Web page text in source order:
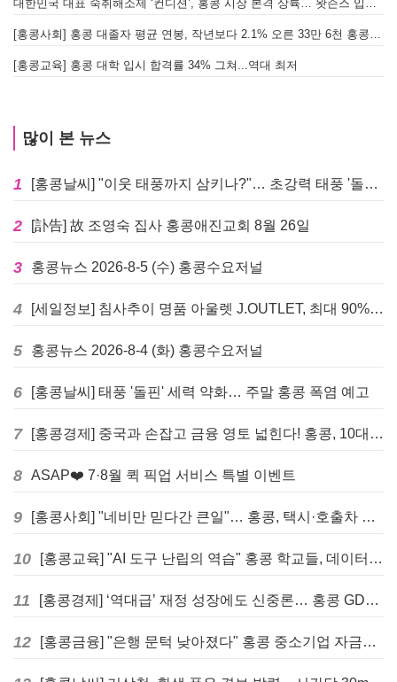
[홍콩교육] 홍콩 대학 입시 합격률 34% 그쳐...역대 최저
많이 본 뉴스
1 [홍콩날씨] "이웃 태풍까지 삼키나?"… 초강력 태풍 '돌핀' 세력 재확장
2 [訃告] 故 조영숙 집사 홍콩애진교회 8월 26일
3 홍콩뉴스 2026-8-5 (수) 홍콩수요저널
4 [세일정보] 침사추이 명품 아울렛 J.OUTLET, 최대 90% 빅 세일 진행
5 홍콩뉴스 2026-8-4 (화) 홍콩수요저널
6 [홍콩날씨] 태풍 '돌핀' 세력 약화… 주말 홍콩 폭염 예고
7 [홍콩경제] 중국과 손잡고 금융 영토 넓힌다! 홍콩, 10대 신규 정책 발표
8 ASAP❤️ 7·8월 퀵 픽업 서비스 특별 이벤트
9 [홍콩사회] "네비만 믿다간 큰일"… 홍콩, 택시·호출차 통합 시험 도입하며 규제 본격화
10 [홍콩교육] "AI 도구 난립의 역습" 홍콩 학교들, 데이터 고립에 교육 효과 평가 비상
11 [홍콩경제] ‘역대급’ 재정 성장에도 신중론… 홍콩 GDP 전망 상향 속 “지정학적 리스크 경계”
12 [홍콩금융] "은행 문턱 낮아졌다" 홍콩 중소기업 자금줄 숨통 트이나… HKMA "2분기 신용 조건 안정적"